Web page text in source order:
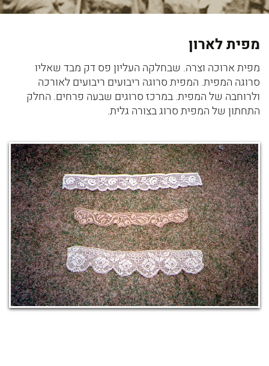
מפית לארון
מפית ארוכה וצרה. שבחלקה העליון פס דק מבד שאליו
סרוגה המפית. המפית סרוגה ריבועים ריבועים לאורכה
ולרוחבה של המפית. במרכז סרוגים שבעה פרחים. החלק
התחתון של המפית סרוג בצורה גלית.